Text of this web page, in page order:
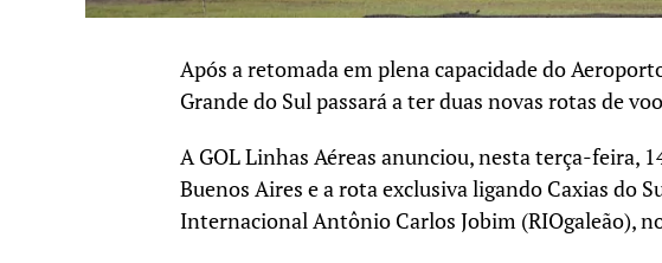
Após a retomada em plena capacidade do
Grande do Sul passará a ter duas novas rotas de
A GOL Linhas Aéreas anunciou, nesta terça-feira,
Buenos Aires e a rota exclusiva ligando Caxias do
Internacional Antônio Carlos Jobim (RIOgaleão),